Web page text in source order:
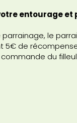
entourage et
parrainage, le
5€ de
commande du